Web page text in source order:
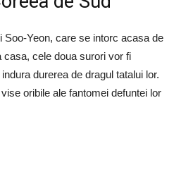
Yeon, care se intorc acasa de
casa, cele doua surori vor fi
durerea de dragul tatalui lor.
oribile ale fantomei defuntei lor